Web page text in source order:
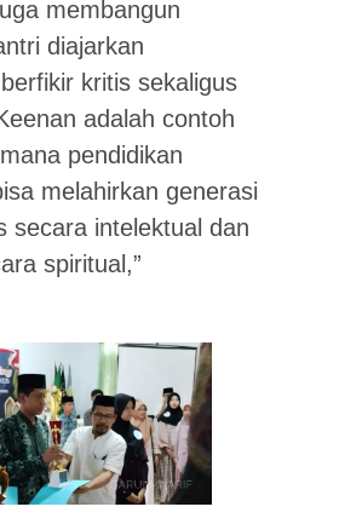
membangun
diajarkan
kritis sekaligus
adalah contoh
pendidikan
melahirkan generasi
secara intelektual dan
spiritual,”